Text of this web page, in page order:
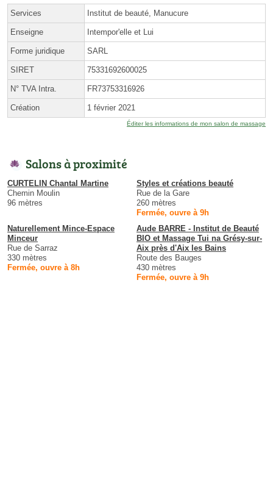
Services Institut de beauté, Manucure
Enseigne Intempor'elle et Lui
Forme juridique SARL
SIRET 75331692600025
N° TVA Intra. FR73753316926
Création 1 février 2021
Éditer les informations de mon salon de massage
Salons à proximité
CURTELIN Chantal Martine
Chemin Moulin
96 mètres
Styles et créations beauté
Rue de la Gare
260 mètres
Fermée, ouvre à 9h
Naturellement Mince-Espace
Minceur
Rue de Sarraz
330 mètres
Fermée, ouvre à 8h
Aude BARRE - Institut de Beauté
BIO et Massage Tui na Grésy-sur-
Aix près d'Aix les Bains
Route des Bauges
430 mètres
Fermée, ouvre à 9h